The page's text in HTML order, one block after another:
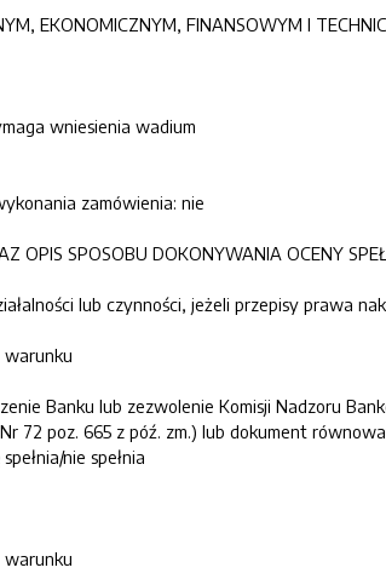
EKONOMICZNYM, FINANSOWYM I
wniesienia wadium
zamówienia: nie
OPIS SPOSOBU DOKONYWANIA OCENY
lub czynności, jeżeli przepisy prawa
warunku
Banku lub zezwolenie Komisji Nadzoru
72 poz. 665 z póź. zm.) lub dokument
nie spełnia
warunku